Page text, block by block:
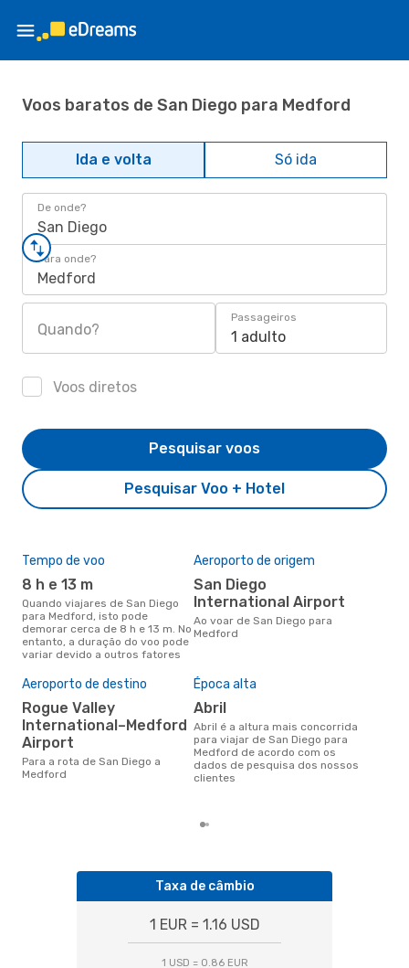
Voos baratos de San Diego para Medford
Ida e volta Só ida
De onde?
San Diego
Para onde?
Medford
Quando?
Passageiros
1 adulto
Voos diretos
Pesquisar Voo + Hotel
Pesquisar voos
Tempo de voo
8 h e 13 m
Quando viajares de San Diego
para Medford, isto pode
demorar cerca de 8 h e 13 m. No
entanto, a duração do voo pode
variar devido a outros fatores
Aeroporto de origem
San Diego
International Airport
Ao voar de San Diego para
Medford
Aeroporto de destino
Rogue Valley
International–Medford
Airport
Para a rota de San Diego a
Medford
Época alta
abril
abril é a altura mais concorrida
para viajar de San Diego para
Medford de acordo com os
dados de pesquisa dos nossos
clientes
Taxa de câmbio
1 EUR = 1.16 USD
1 USD = 0.86 EUR